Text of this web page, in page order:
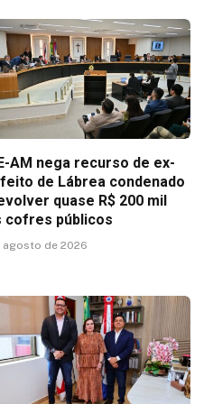
AM nega recurso de ex-
de Lábrea condenado
quase R$ 200 mil
cofres públicos
agosto de 2026